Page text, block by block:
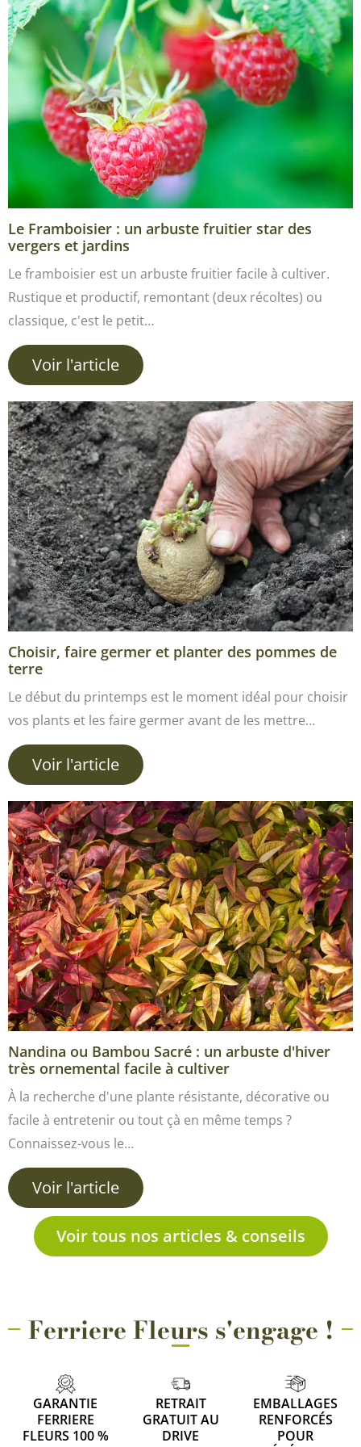
Le Framboisier : un arbuste fruitier star des
vergers et jardins
Le framboisier est un arbuste fruitier facile à cultiver.
Rustique et productif, remontant (deux récoltes) ou
classique, c'est le petit…
Voir l'article
Choisir, faire germer et planter des pommes de
terre
Le début du printemps est le moment idéal pour choisir
vos plants et les faire germer avant de les mettre…
Voir l'article
Nandina ou Bambou Sacré : un arbuste d'hiver
très ornemental facile à cultiver
À la recherche d'une plante résistante, décorative ou
facile à entretenir ou tout çà en même temps ?
Connaissez-vous le…
Voir l'article
Voir tous nos articles & conseils
Ferriere Fleurs s'engage !
GARANTIE
FERRIERE
FLEURS 100 %
RETRAIT
GRATUIT AU
DRIVE
EMBALLAGES
RENFORCÉS
POUR